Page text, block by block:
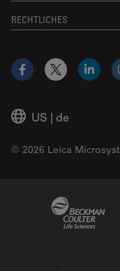
RECHTLICHES
US | de
© 2026 Leica
Facebook
X